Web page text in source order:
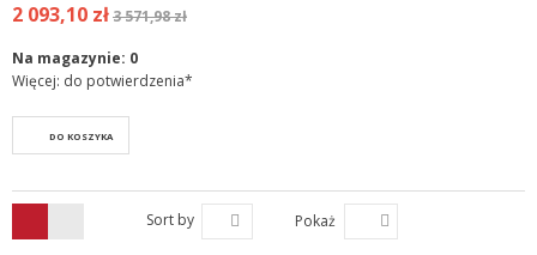
2 093,10 zł3 571,98 zł
Na magazynie: 0
Więcej: do potwierdzenia*
DO KOSZYKA
Sort by Pokaż